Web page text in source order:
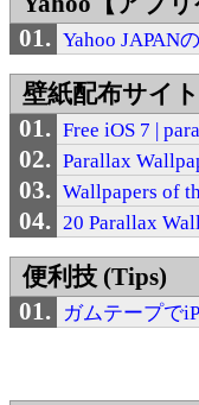
Yahoo JAPAN
壁紙配布サイト
Free iOS 7 |
Parallax
Wallpapers of
20 Parallax
便利技 (Tips)
ガムテープで